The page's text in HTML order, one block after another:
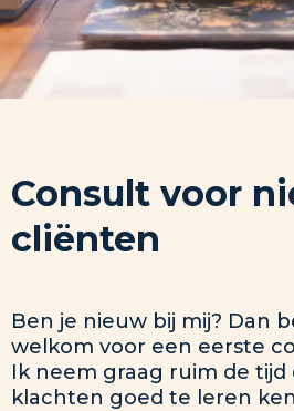
Consult voor
cliënten
Ben je nieuw bij mij? Dan
welkom voor een eerste
Ik neem graag ruim de tijd
klachten goed te leren